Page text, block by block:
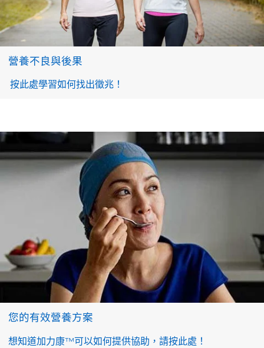
營養不良與後果
按此處學習如何找出徵兆！
您的有效營養方案
想知道加力康™可以如何提供協助，請按此處！